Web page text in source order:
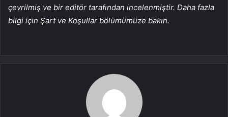
çevrilmiş ve bir editör tarafından incelenmiştir. Daha fazla
bilgi için Şart ve Koşullar bölümümüze bakın.